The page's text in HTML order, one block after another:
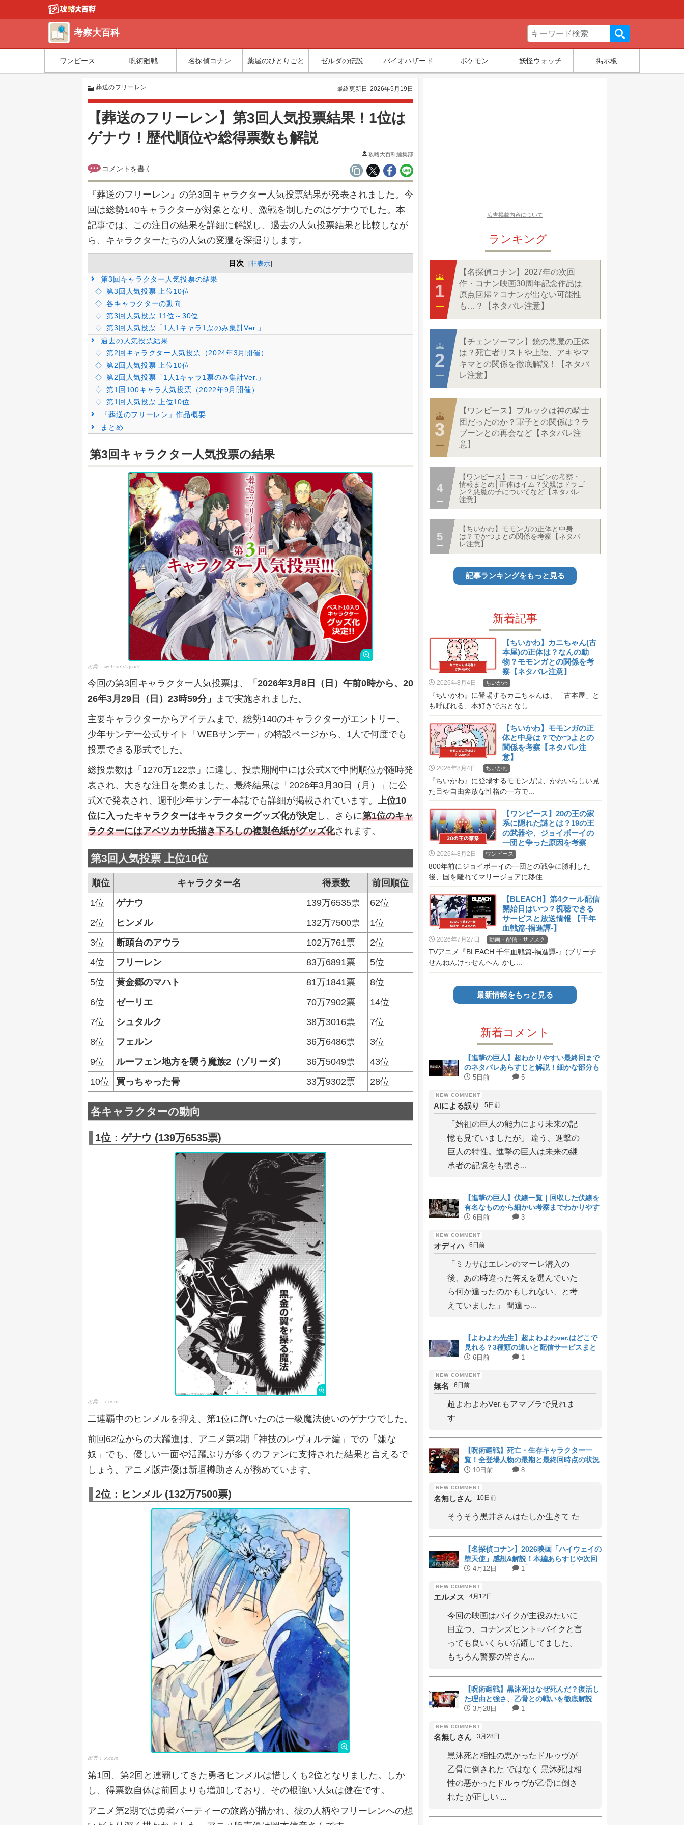
考察大百科
ワンピース 呪術廻戦 名探偵コナン 薬屋のひとりごと ゼルダの伝説 バイオハザード ポケモン 妖怪ウォッチ 掲示板
葬送のフリーレン 最終更新日 2026年5月19日
【葬送のフリーレン】第3回人気投票結果！1位は
ゲナウ！歴代順位や総得票数も解説
攻略大百科編集部
『葬送のフリーレン』の第3回キャラクター人気投票結果が発表されました。今
回は総勢140キャラクターが対象となり、激戦を制したのはゲナウでした。本
記事では、この注目の結果を詳細に解説し、過去の人気投票結果と比較しなが
ら、キャラクターたちの人気の変遷を深掘りします。
目次 [非表示]
第3回キャラクター人気投票の結果
第3回人気投票 上位10位
各キャラクターの動向
第3回人気投票 11位～30位
第3回人気投票「1人1キャラ1票のみ集計Ver.」
過去の人気投票結果
第2回キャラクター人気投票（2024年3月開催）
第2回人気投票 上位10位
第2回人気投票「1人1キャラ1票のみ集計Ver.」
第1回100キャラ人気投票（2022年9月開催）
第1回人気投票 上位10位
『葬送のフリーレン』作品概要
まとめ
第3回キャラクター人気投票の結果
出典： websunday.net
今回の第3回キャラクター人気投票は、
「2026年3月8日（日）午前0時から、20
26年3月29日（日）23時59分」
まで実施されました。
主要キャラクターからアイテムまで、総勢140のキャラクターがエントリー。
少年サンデー公式サイト「WEBサンデー」の特設ページから、1人で何度でも
投票できる形式でした。
総投票数は「1270万122票」に達し、投票期間中には公式Xで中間順位が随時発
表され、大きな注目を集めました。最終結果は「2026年3月30日（月）」に公
式Xで発表され、週刊少年サンデー本誌でも詳細が掲載されています。 上位10
位に入ったキャラクターはキャラクターグッズ化が決定 し、さらに第1位のキャ
ラクターにはアベツカサ氏描き下ろしの複製色紙がグッズ化されます。
第3回人気投票 上位10位
順位 キャラクター名 得票数
前回順位
1位
ゲナウ 139万6535票
62位
2位
ヒンメル 132万7500票
1位
3位
断頭台のアウラ 102万761票
2位
4位
フリーレン 83万6891票
5位
5位
黄金郷のマハト 81万1841票
8位
6位
ゼーリエ 70万7902票
14位
7位
シュタルク 38万3016票
7位
8位
フェルン 36万6486票
3位
9位
ルーフェン地方を襲う魔族2（ゾリーダ） 36万5049票
43位
10位
買っちゃった骨 33万9302票 28位
各キャラクターの動向
1位：ゲナウ (139万6535票)
出典： x.com
二連覇中のヒンメルを抑え、第1位に輝いたのは一級魔法使いのゲナウでした。
前回62位からの大躍進は、アニメ第2期「神技のレヴォルテ編」での「嫌な
奴」でも、優しい一面や活躍ぶりが多くのファンに支持された結果と言えるで
しょう。アニメ版声優は新垣樽助さんが務めています。
2位：ヒンメル (132万7500票)
出典： x.com
第1回、第2回と連覇してきた勇者ヒンメルは惜しくも2位となりました。しか
し、得票数自体は前回よりも増加しており、その根強い人気は健在です。
アニメ第2期では勇者パーティーの旅路が描かれ、彼の人柄やフリーレンへの想
広告掲載内容について
ランキング
【名探偵コナン】2027年の次回
作・コナン映画30周年記念作品は
原点回帰？コナンが出ない可能性
も…？【ネタバレ注意】
【チェンソーマン】銃の悪魔の正体
は？死亡者リストや上陸、アキやマ
キマとの関係を徹底解説！【ネタバ
レ注意】
【ワンピース】ブルックは神の騎士
団だったのか？軍子との関係は？ラ
ブーンとの再会など【ネタバレ注
意】
【ワンピース】ニコ・ロビンの考察・
情報まとめ│正体はイム？父親はドラゴ
ン？悪魔の子についてなど【ネタバレ
注意】
【ちいかわ】モモンガの正体と中身
は？でかつよとの関係を考察【ネタバ
レ注意】
記事ランキングをもっと見る
新着記事
【ちいかわ】カニちゃん(古
本屋)の正体は？なんの動
物？モモンガとの関係を考
察【ネタバレ注意】
2026年8月4日 ちいかわ
『ちいかわ』に登場するカニちゃんは、「古本屋」と
も呼ばれる、本好きでおとなし...
【ちいかわ】モモンガの正
体と中身は？でかつよとの
関係を考察【ネタバレ注
意】
2026年8月4日 ちいかわ
『ちいかわ』に登場するモモンガは、かわいらしい見
た目や自由奔放な性格の一方で...
【ワンピース】20の王の家
系に隠れた謎とは？19の王
の武器や、ジョイボーイの
一団と争った原因を考察
【ネタバレ注意】
2026年8月2日 ワンピース
800年前にジョイボーイの一団との戦争に勝利した
後、国を離れてマリージョアに移住...
【BLEACH】第4クール配信
開始日はいつ？視聴できる
サービスと放送情報 【千年
血戦篇-禍進譚-】
2026年7月27日 動画・配信・サブスク
TVアニメ『BLEACH 千年血戦篇-禍進譚-』(ブリーチ
せんねんけっせんへん かし...
最新情報をもっと見る
新着コメント
【進撃の巨人】超わかりやすい最終回まで
のネタバレあらすじと解説！細かな部分も
解説【ネタバレ注意】
5日前 5
AIによる誤り 5日前
「始祖の巨人の能力により未来の記
憶も見ていましたが」 違う、進撃の
巨人の特性。進撃の巨人は未来の継
承者の記憶をも覗き...
【進撃の巨人】伏線一覧｜回収した伏線を
有名なものから細かい考察までわかりやす
く解説【ネタバレ注意】
6日前 3
オディハ 6日前
「ミカサはエレンのマーレ潜入の
後、あの時違った答えを選んでいた
ら何か違ったのかもしれない、と考
えていました」 間違っ...
【よわよわ先生】超よわよわver.はどこで
見れる？3種類の違いと配信サービスまと
め 6日前 1
無名 6日前
超よわよわVer.もアマプラで見れま
す
【呪術廻戦】死亡・生存キャラクター一
覧！全登場人物の最期と最終回時点の状況
をまとめて解説【ネタバレ注意】
10日前 8
名無しさん 10日前
そうそう黒井さんはたしか生きて た
【名探偵コナン】2026映画「ハイウェイの
堕天使」感想&解説！本編あらすじや次回
予告の考察まとめ【ネタバレ注意】
4月12日 1
エルメス 4月12日
今回の映画はバイクが主役みたいに
目立つ、コナンズヒント=バイクと言
っても良いくらい活躍してました。
もちろん警察の皆さん...
【呪術廻戦】黒沐死はなぜ死んだ？復活し
た理由と強さ、乙骨との戦いを徹底解説
【ネタバレ注意】
3月28日 1
名無しさん 3月28日
黒沐死と相性の悪かったドルゥヴが
乙骨に倒された ではなく 黒沐死は相
性の悪かったドルゥヴが乙骨に倒さ
れた が正しい ...